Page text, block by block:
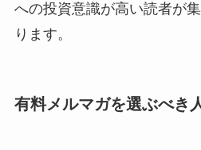
への投資意識が高い読者が
ります。
有料メルマガを選ぶべき